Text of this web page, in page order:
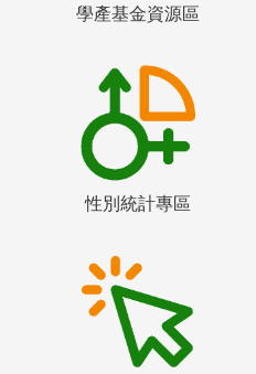
學產基金資源區
性別統計專區